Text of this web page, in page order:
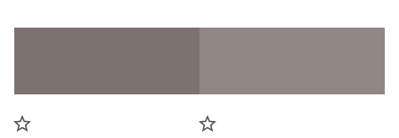
star_border
star_border